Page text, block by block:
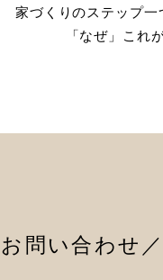
家づくりのステップ
「なぜ」これ
お問い合わせ